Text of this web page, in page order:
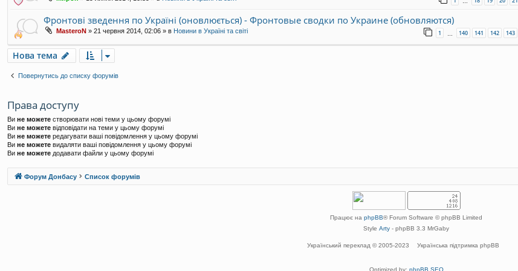
…
Фронтові зведення по Україні (оновлюється) - Фронтовые сводки по Украине (обновляются)
MasteroN » 21 червня 2014, 02:06 » в Новини в Україні та світі 1 … 140 141 142 143
Нова тема
Повернутись до списку форумів
Права доступу
Ви не можете створювати нові теми у цьому форумі
Ви не можете відповідати на теми у цьому форумі
Ви не можете редагувати ваші повідомлення у цьому форумі
Ви не можете видаляти ваші повідомлення у цьому форумі
Ви не можете додавати файли у цьому форумі
Форум Донбасу Список форумів
Працює на phpBB® Forum Software © phpBB Limited
Style Arty - phpBB 3.3 MrGaby
Український переклад © 2005-2023 Українська підтримка phpBB
Optimized by: phpBB SEO